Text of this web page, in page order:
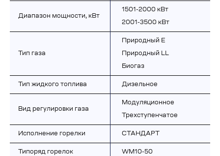
Диапазон мощности, кВт
1501-2000 кВт
2001-3500 кВт
Тип газа
Природный E
Природный LL
Биогаз
Тип жидкого топлива Дизельное
Вид регулировки газа
Модуляционное
Трехступенчатое
Исполнение горелки СТАНДАРТ
Типоряд горелок WM10-50